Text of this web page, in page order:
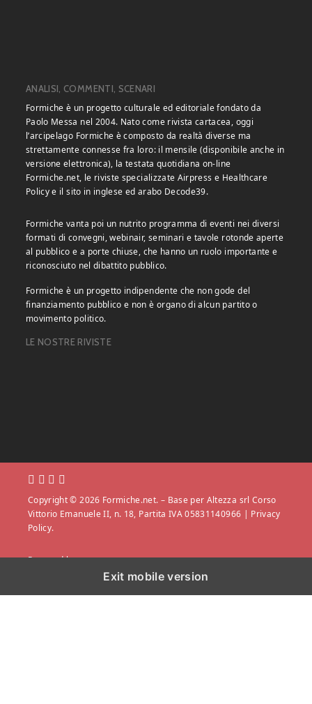
ANALISI, COMMENTI, SCENARI
Formiche è un progetto culturale ed editoriale fondato da
Paolo Messa nel 2004. Nato come rivista cartacea, oggi
l’arcipelago Formiche è composto da realtà diverse ma
strettamente connesse fra loro: il mensile (disponibile anche in
versione elettronica), la testata quotidiana on-line
Formiche.net, le riviste specializzate Airpress e Healthcare
Policy e il sito in inglese ed arabo Decode39.
Formiche vanta poi un nutrito programma di eventi nei diversi
formati di convegni, webinair, seminari e tavole rotonde aperte
al pubblico e a porte chiuse, che hanno un ruolo importante e
riconosciuto nel dibattito pubblico.
Formiche è un progetto indipendente che non gode del
finanziamento pubblico e non è organo di alcun partito o
movimento politico.
LE NOSTRE RIVISTE
Copyright © 2026 Formiche.net. – Base per Altezza srl Corso
Vittorio Emanuele II, n. 18, Partita IVA 05831140966 | Privacy
Policy.
Powered by
Exit mobile version